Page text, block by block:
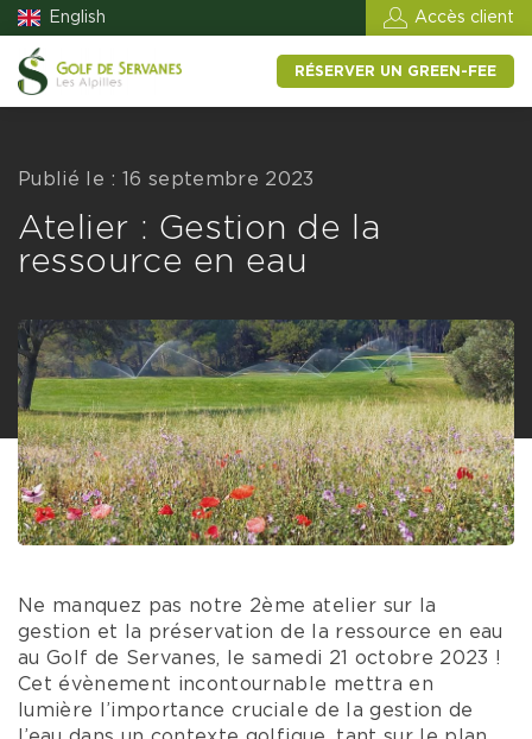
English Accès client
RÉSERVER UN GREEN-FEE
Publié le : 16 septembre 2023
Atelier : Gestion de la
ressource en eau
Ne manquez pas notre 2ème atelier sur la
gestion et la préservation de la ressource en eau
au Golf de Servanes, le samedi 21 octobre 2023 !
Cet évènement incontournable mettra en
lumière l’importance cruciale de la gestion de